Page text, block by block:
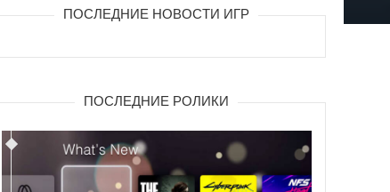
ПОСЛЕДНИЕ НОВОСТИ ИГР
ПОСЛЕДНИЕ РОЛИКИ